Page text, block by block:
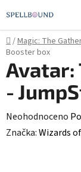
na
obsah
Domů
/Magic: The
Booster box
Avatar:
-
Průměrné
hodnocení
Neohodnoceno
Značka:Wizards